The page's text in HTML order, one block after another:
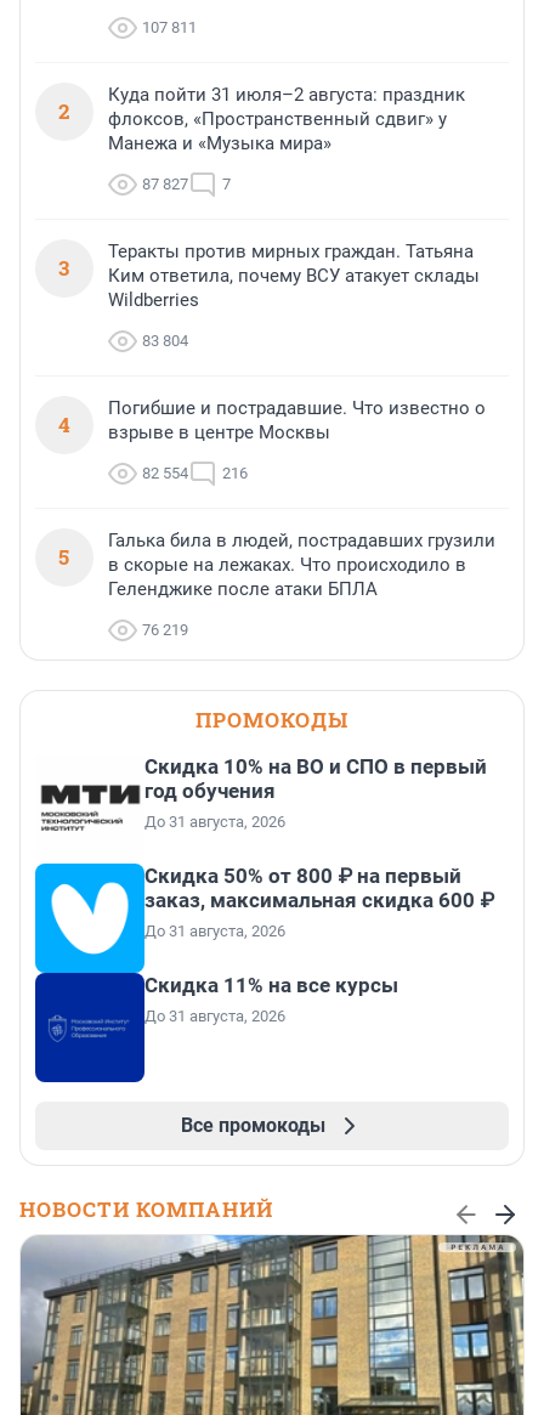
107 811
2
Куда пойти 31 июля–2 августа: праздник
флоксов, «Пространственный сдвиг» у
Манежа и «Музыка мира»
87 827 7
3
Теракты против мирных граждан. Татьяна
Ким ответила, почему ВСУ атакует склады
Wildberries
83 804
4
Погибшие и пострадавшие. Что известно о
взрыве в центре Москвы
82 554 216
5
Галька била в людей, пострадавших грузили
в скорые на лежаках. Что происходило в
Геленджике после атаки БПЛА
76 219
ПРОМОКОДЫ
Скидка 10% на ВО и СПО в первый
год обучения
До 31 августа, 2026
Скидка 50% от 800 ₽ на первый
заказ, максимальная скидка 600 ₽
До 31 августа, 2026
Скидка 11% на все курсы
До 31 августа, 2026
Все промокоды
НОВОСТИ КОМПАНИЙ